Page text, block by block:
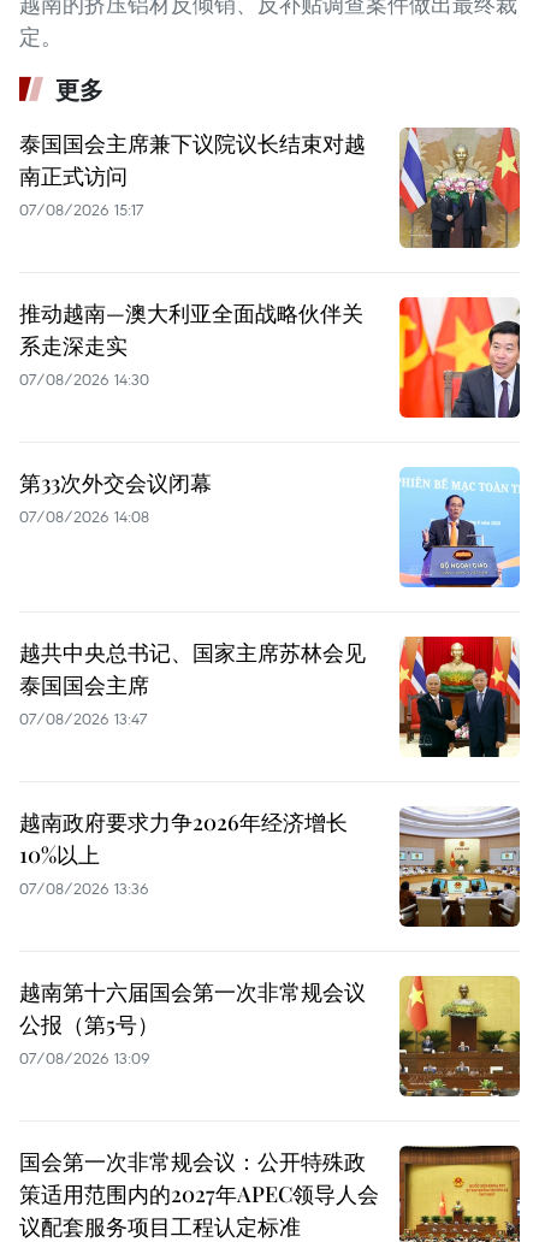
定。 ​
更多
泰国国会主席兼下议院议长结束对越
南正式访问
07/08/2026 15:17
推动越南—澳大利亚全面战略伙伴关
系走深走实
07/08/2026 14:30
第33次外交会议闭幕
07/08/2026 14:08
越共中央总书记、国家主席苏林会见
泰国国会主席
07/08/2026 13:47
越南政府要求力争2026年经济增长
10%以上
07/08/2026 13:36
越南第十六届国会第一次非常规会议
公报（第5号）
07/08/2026 13:09
国会第一次非常规会议：公开特殊政
策适用范围内的2027年APEC领导人会
议配套服务项目工程认定标准